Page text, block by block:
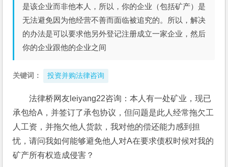
是该企业而非他本人，所以，你的企业（包括矿产）是
无法避免因为他经营不善而面临被追究的。所以，解决
的办法是可以要求他另外登记注册成立一家企业，然后
你的企业跟他的企业之间
关键词： 投资并购法律咨询
法律桥网友leiyang22咨询：本人有一处矿业，现已
承包给A，并签订了承包协议，但问题是此人经常拖欠工
人工资，并拖欠他人货款，我对他的偿还能力感到担
忧，请问我如何能够避免他人对A在要求债权时候对我的
矿产所有权造成侵害？